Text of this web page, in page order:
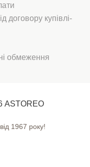
договору купівлі-
обмеження
ASTOREO
1967 року!